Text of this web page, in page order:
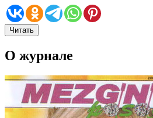
Читать
О журнале